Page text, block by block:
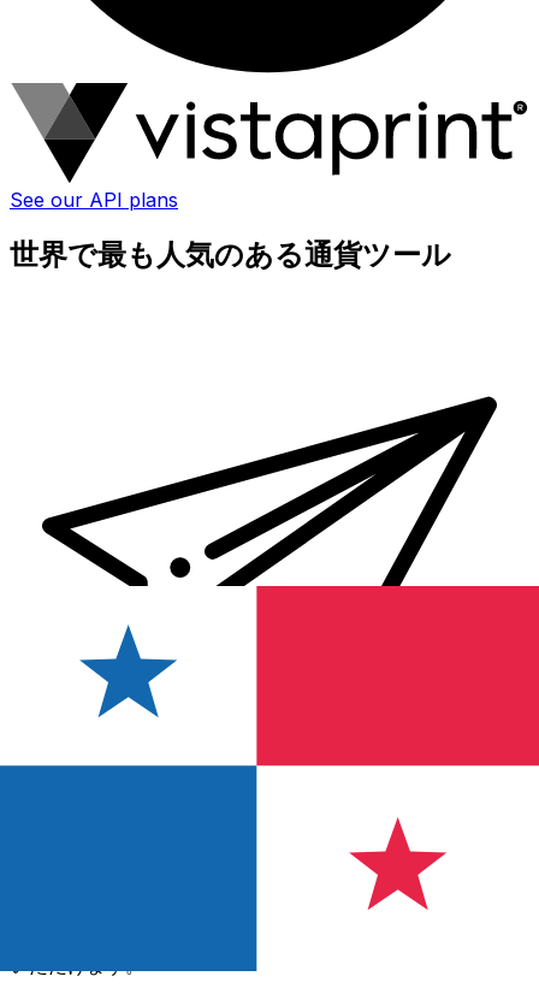
See our API plans
世界で最も人気のある通貨ツール
オンラインの送金が迅速、安全、簡単に行えます。ライブの